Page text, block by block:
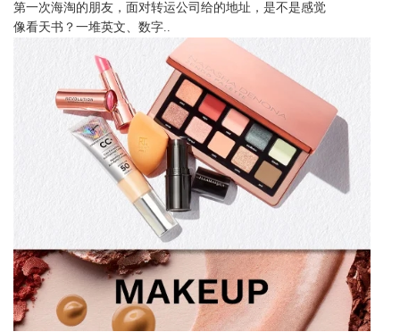
第一次海淘的朋友，面对转运公司给的地址，是不是感觉
像看天书？一堆英文、数字..